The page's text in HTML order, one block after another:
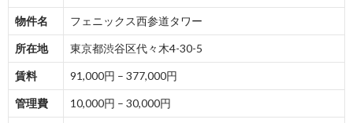
物件名 フェニックス西参道タワー
所在地 東京都渋谷区代々木4-30-5
賃料 91,000円 – 377,000円
管理費 10,000円 – 30,000円